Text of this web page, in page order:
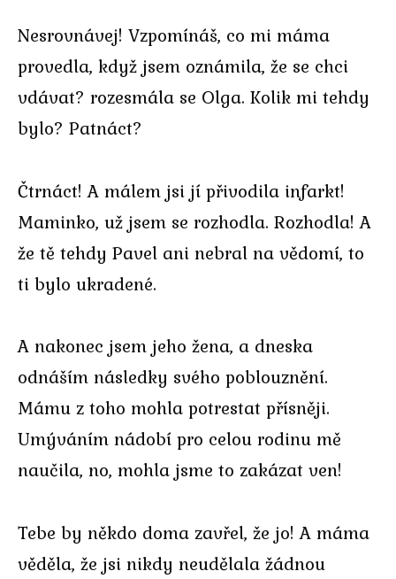
Nesrovnávej! Vzpomínáš, co mi máma
provedla, když jsem oznámila, že se chci
vdávat? rozesmála se Olga. Kolik mi tehdy
bylo? Patnáct?
Čtrnáct! A málem jsi jí přivodila infarkt!
Maminko, už jsem se rozhodla. Rozhodla! A
že tě tehdy Pavel ani nebral na vědomí, to
ti bylo ukradené.
A nakonec jsem jeho žena, a dneska
odnáším následky svého poblouznění.
Mámu z toho mohla potrestat přísněji.
Umýváním nádobí pro celou rodinu mě
naučila, no, mohla jsme to zakázat ven!
Tebe by někdo doma zavřel, že jo! A máma
věděla, že jsi nikdy neudělala žádnou